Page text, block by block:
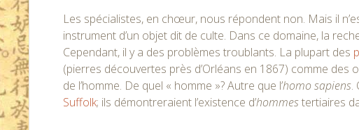
Les spécialistes, en chœur, nous répondent non. Mais il
instrument d’un objet dit de culte. Dans ce domaine, la
Cependant, il y a des problèmes troublants. La plupart des
(pierres découvertes près d’Orléans en 1867) comme des
de l’homme. De quel « homme »? Autre que l’homo sapiens.
Suffolk; ils démontreraient l’existence d’hommestertiaires